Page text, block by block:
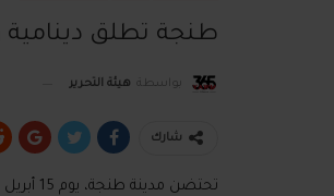
طنجة تطلق دينامية
بواسطة هيئة التحرير
شارك